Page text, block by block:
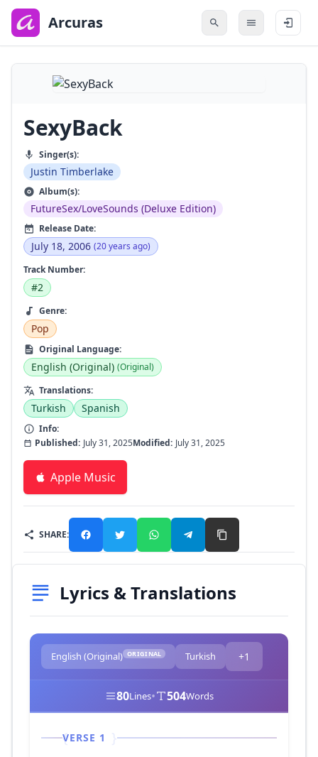
main
content
Arcuras
SexyBack
Singer(s):
Justin Timberlake
Album(s):
FutureSex/LoveSounds (Deluxe Edition)
Release Date:
July 18, 2006 (20 years ago)
Track Number:
#2
Genre:
Pop
Original Language:
English (Original) (Original)
Translations:
Turkish Spanish
Info:
Published: July 31, 2025Modified: July 31, 2025
Apple Music
SHARE:
Lyrics & Translations
English (Original) ORIGINAL Turkish +1
80Lines• 504Words
VERSE 1